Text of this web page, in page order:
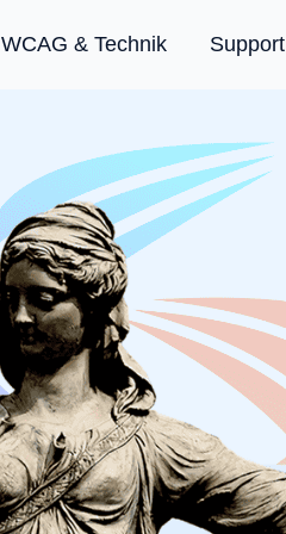
WCAG & Technik Support